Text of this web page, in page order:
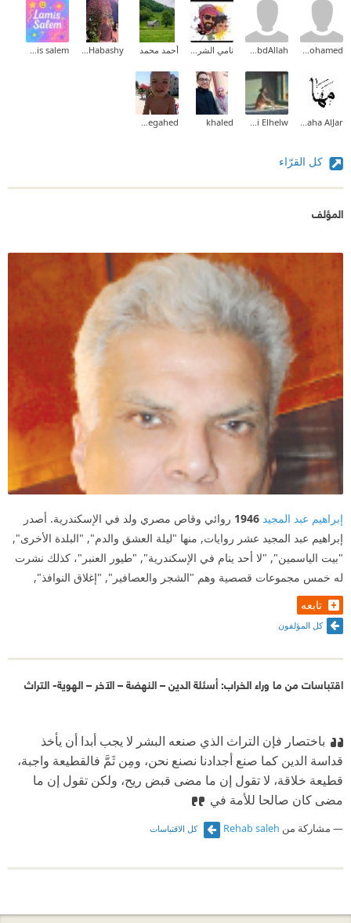
amr mohamed
Ahmed AbdAllah نامي الشريف ✨ أحمد محمد Mohamed Habashy
lamis salem
Maha AlJar
Haydi Elhelw
khaled
SamehMegahed
كل القرّاء
المؤلف
إبراهيم عبد المجيد 1946 روائي وقاص مصري ولد في الإسكندرية. أصدر
إبراهيم عبد المجيد عشر روايات, منها "ليلة العشق والدم", "البلدة الأخرى",
"بيت الياسمين", "لا أحد ينام في الإسكندرية", "طيور العنبر"، كذلك نشرت
له خمس مجموعات قصصية وهم "الشجر والعصافير", "إغلاق النوافذ",
تابعه
كل المؤلفون
اقتباسات من ما وراء الخراب: أسئلة الدين – النهضة – الآخر – الهوية- التراث
باختصار فإن التراث الذي صنعه البشر لا يجب أبدا أن يأخذ
قداسة الدين كما صنع أجدادنا نصنع نحن، ومِن ثَمَّ فالقطيعة واجبة،
قطيعة خلاقة، لا تقول إن ما مضى قبض ريح، ولكن تقول إن ما
مضى كان صالحا للأمة في
مشاركة من Rehab saleh كل الاقتباسات